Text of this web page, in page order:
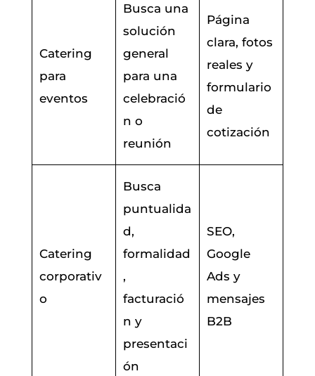
Catering
para
eventos
Busca una
solución
general
para una
celebració
n o
reunión
Página
clara, fotos
reales y
formulario
de
cotización
Catering
corporativ
o
Busca
puntualida
d,
formalidad
,
facturació
n y
presentaci
ón
SEO,
Google
Ads y
mensajes
B2B